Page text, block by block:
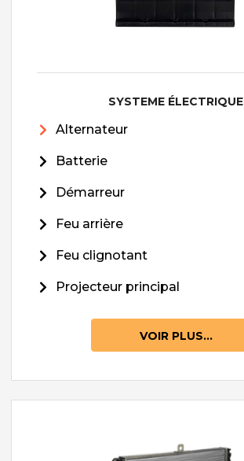
SYSTEME ÉLECTRIQUE
Alternateur
Batterie
Démarreur
Feu arrière
Feu clignotant
Projecteur principal
VOIR PLUS...